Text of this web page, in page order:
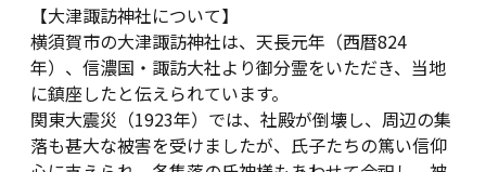
【大津諏訪神社について】
横須賀市の大津諏訪神社は、天長元年（西暦824
年）、信濃国・諏訪大社より御分霊をいただき、当地
に鎮座したと伝えられています。
関東大震災（1923年）では、社殿が倒壊し、周辺の集
落も甚大な被害を受けましたが、氏子たちの篤い信仰